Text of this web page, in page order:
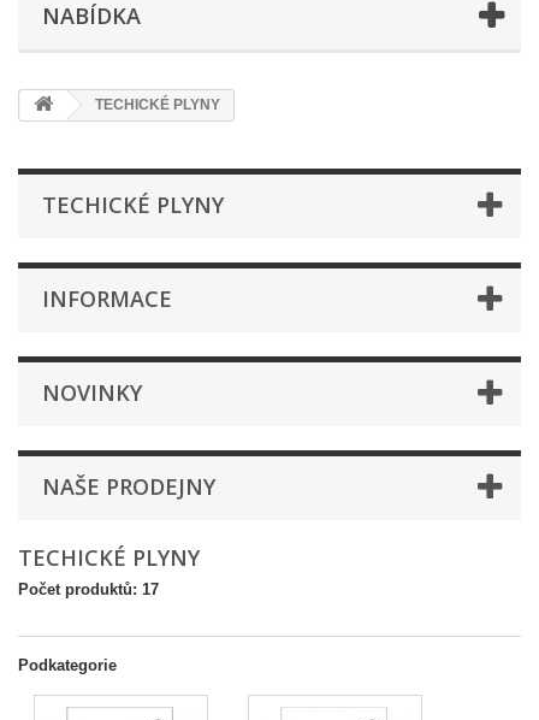
NABÍDKA
TECHICKÉ PLYNY
TECHICKÉ PLYNY
INFORMACE
NOVINKY
NAŠE PRODEJNY
TECHICKÉ PLYNY
Počet produktů: 17
Podkategorie